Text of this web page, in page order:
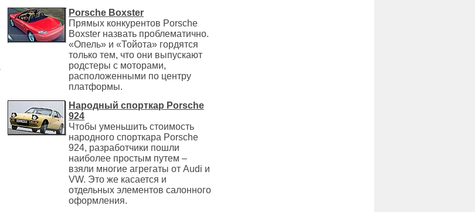
Porsche Boxster
Прямых конкурентов Porsche
Boxster назвать проблематично.
«Опель» и «Тойота» гордятся
только тем, что они выпускают
родстеры с моторами,
расположенными по центру
платформы.
Народный спорткар Porsche
924
Чтобы уменьшить стоимость
народного спорткара Porsche
924, разработчики пошли
наиболее простым путем –
взяли многие агрегаты от Audi и
VW. Это же касается и
отдельных элементов салонного
оформления.